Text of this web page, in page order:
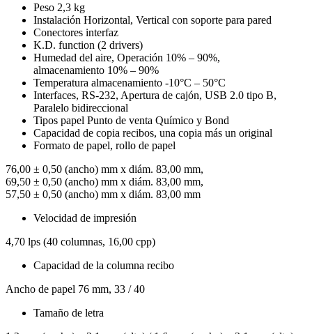
Peso 2,3 kg
Instalación Horizontal, Vertical con soporte para pared
Conectores interfaz
K.D. function (2 drivers)
Humedad del aire, Operación 10% – 90%,
almacenamiento 10% – 90%
Temperatura almacenamiento -10°C – 50°C
Interfaces, RS-232, Apertura de cajón, USB 2.0 tipo B,
Paralelo bidireccional
Tipos papel Punto de venta Químico y Bond
Capacidad de copia recibos, una copia más un original
Formato de papel, rollo de papel
76,00 ± 0,50 (ancho) mm x diám. 83,00 mm,
69,50 ± 0,50 (ancho) mm x diám. 83,00 mm,
57,50 ± 0,50 (ancho) mm x diám. 83,00 mm
Velocidad de impresión
4,70 lps (40 columnas, 16,00 cpp)
Capacidad de la columna recibo
Ancho de papel 76 mm, 33 / 40
Tamaño de letra